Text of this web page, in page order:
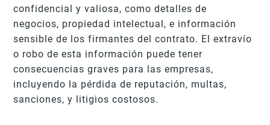
confidencial y valiosa, como detalles de
negocios, propiedad intelectual, e información
sensible de los firmantes del contrato. El extravío
o robo de esta información puede tener
consecuencias graves para las empresas,
incluyendo la pérdida de reputación, multas,
sanciones, y litigios costosos.